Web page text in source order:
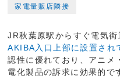
家電量販店隣接
JR秋葉原駅からすぐ電気街
AKIBA入口上部に設置され
認性に優れており、アニメ
電化製品の訴求に効果的で